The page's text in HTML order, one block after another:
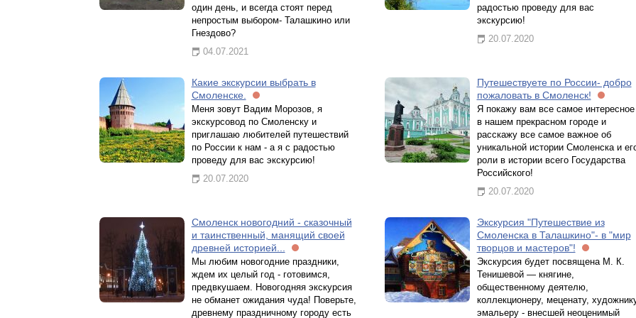
один день, и всегда стоят перед
непростым выбором- Талашкино или
Гнездово?
04.07.2021
радостью проведу для вас
экскурсию!
20.07.2020
Какие экскурсии выбрать в
Смоленске.
Меня зовут Вадим Морозов, я
экскурсовод по Смоленску и
приглашаю любителей путешествий
по России к нам - а я с радостью
проведу для вас экскурсию!
20.07.2020
Путешествуете по России- добро
пожаловать в Смоленск!
Я покажу вам все самое интересное
в нашем прекрасном городе и
расскажу все самое важное об
уникальной истории Смоленска и
роли в истории всего Государства
Российского!
20.07.2020
Смоленск новогодний - сказочный
и таинственный, манящий своей
древней историей...
Мы любим новогодние праздники,
ждем их целый год - готовимся,
предвкушаем. Новогодняя экскурсия
не обманет ожидания чуда! Поверьте,
древнему праздничному городу есть
Экскурсия "Путешествие из
Смоленска в Талашкино"- в "мир
творцов и мастеров"!
Экскурсия будет посвящена М. К.
Тенишевой — княгине,
общественному деятелю,
коллекционеру, меценату,
эмальеру - внесшей неоценимый